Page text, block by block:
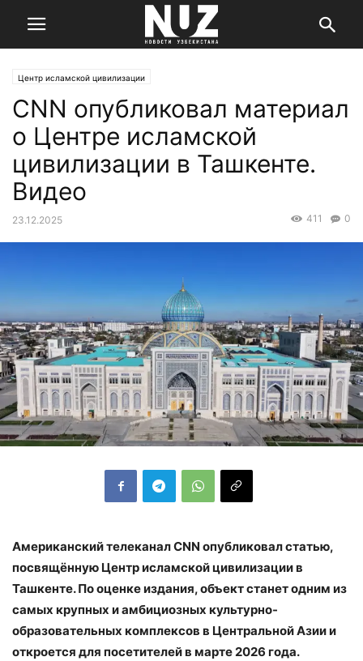
Центр исламской цивилизации
CNN опубликовал материал
о Центре исламской
цивилизации в Ташкенте.
Видео
23.12.2025 0
411
Американский телеканал CNN опубликовал статью,
посвящённую Центр исламской цивилизации в
Ташкенте. По оценке издания, объект станет одним из
самых крупных и амбициозных культурно-
образовательных комплексов в Центральной Азии и
откроется для посетителей в марте 2026 года.